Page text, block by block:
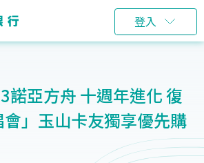
登入
諾亞方舟 十週年進化 復
」玉山卡友獨享優先購